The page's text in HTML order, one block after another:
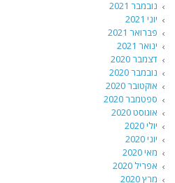
נובמבר 2021
יוני 2021
פברואר 2021
ינואר 2021
דצמבר 2020
נובמבר 2020
אוקטובר 2020
ספטמבר 2020
אוגוסט 2020
יולי 2020
יוני 2020
מאי 2020
אפריל 2020
מרץ 2020